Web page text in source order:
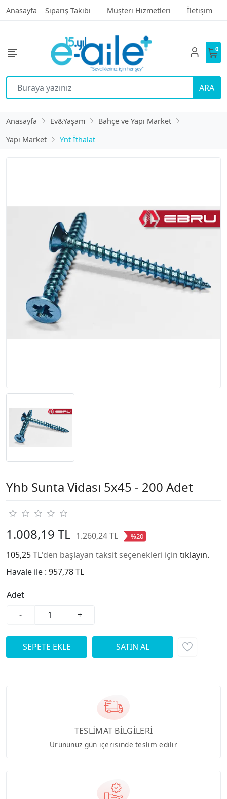
Anasayfa Sipariş Takibi Müşteri Hizmetleri İletişim
ARA
0
Anasayfa Ev&Yaşam
Bahçe ve Yapı Market
Yapı Market
Ynt İthalat
Yhb Sunta Vidası 5x45 - 200 Adet
1.008,19 TL 1.260,24 TL %20
105,25 TL'den başlayan taksit seçenekleri için tıklayın.
Havale ile : 957,78 TL
Adet
-
+
TESLİMAT BİLGİLERİ
Ürününüz gün içerisinde teslim edilir